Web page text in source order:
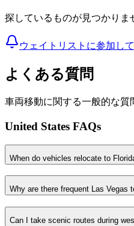
探しているものが見つかりま
ウェイトリストに参加し
よくある質問
車両移動に関する一般的な質
United States FAQs
When do vehicles relocate to
Why are there frequent Las Vegas
Can I take scenic routes during